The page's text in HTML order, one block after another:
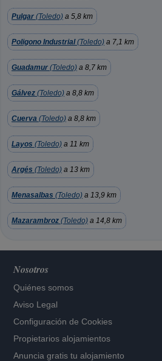
Pulgar (Toledo) a 5,8 km
Poligono Industrial(Toledo) a 7,1 km
Guadamur (Toledo) a 8,7 km
Gálvez (Toledo) a 8,8 km
Cuerva (Toledo) a 8,8 km
Layos (Toledo) a 11 km
Argés (Toledo) a 13 km
Menasalbas (Toledo) a 13,9 km
Mazarambroz (Toledo) a 14,8 km
Nosotros
Quiénes somos
Aviso Legal
Configuración de Cookies
Propietarios alojamientos
Anuncia gratis tu alojamiento